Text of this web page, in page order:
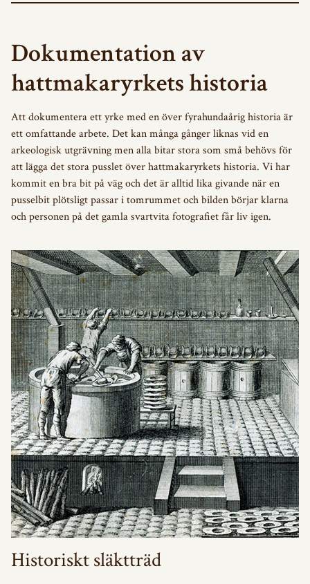
Dokumentation av
hattmakaryrkets historia
Att dokumentera ett yrke med en över fyrahundaårig historia är
ett omfattande arbete. Det kan många gånger liknas vid en
arkeologisk utgrävning men alla bitar stora som små behövs för
att lägga det stora pusslet över hattmakaryrkets historia. Vi har
kommit en bra bit på väg och det är alltid lika givande när en
pusselbit plötsligt passar i tomrummet och bilden börjar klarna
och personen på det gamla svartvita fotografiet får liv igen.
Historiskt släktträd